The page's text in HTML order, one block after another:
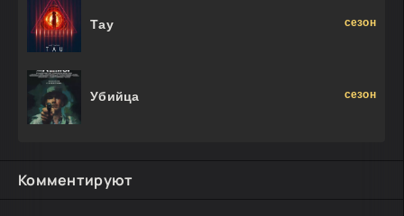
Тау сезон
Убийца сезон
Комментируют